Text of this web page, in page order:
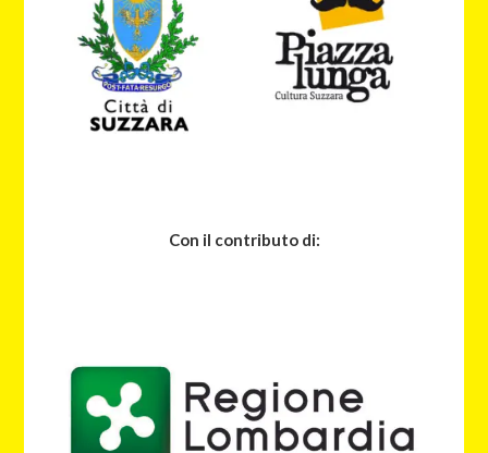
Con il contributo di: